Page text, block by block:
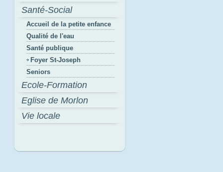
Santé-Social
Accueil de la petite enfance
Qualité de l'eau
Santé publique
Foyer St-Joseph
Seniors
Ecole-Formation
Eglise de Morlon
Vie locale